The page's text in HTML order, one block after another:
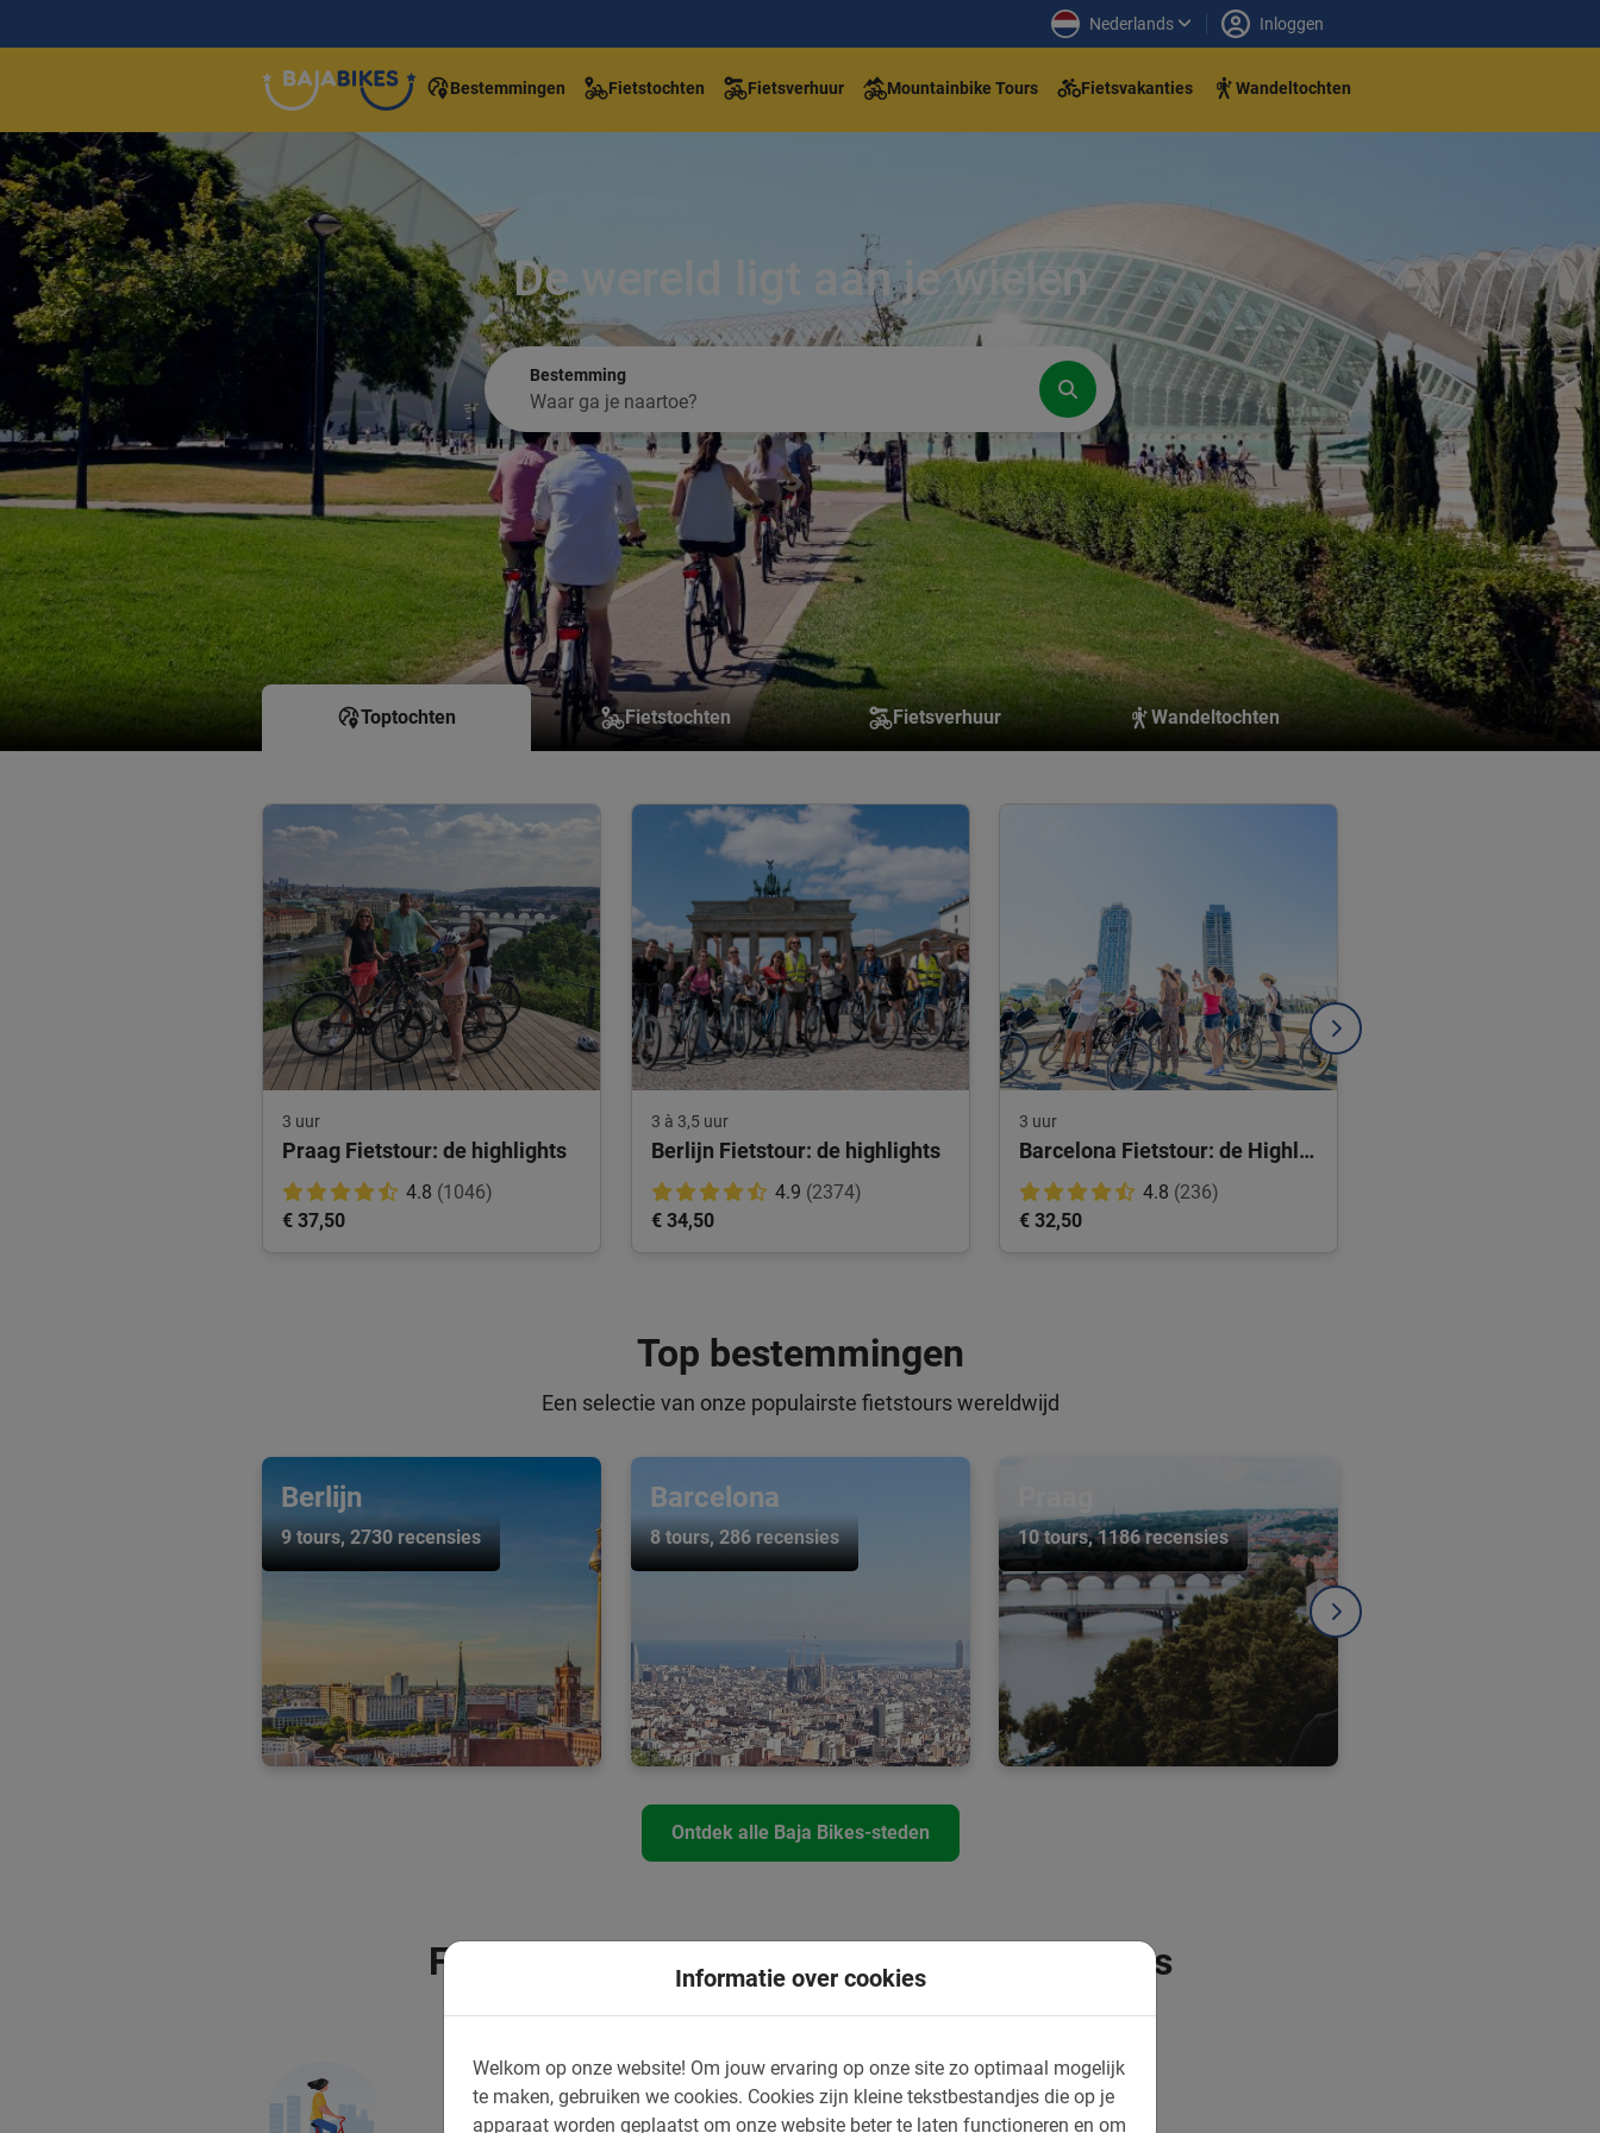
Informatie over cookies
Welkom op onze website! Om jouw ervaring op onze site zo optimaal mogelijk
te maken, gebruiken we cookies. Cookies zijn kleine tekstbestandjes die op je
apparaat worden geplaatst om onze website beter te laten functioneren en om
Nederlands Inloggen
Bestemmingen Fietstochten Fietsverhuur Mountainbike Tours Fietsvakanties Wandeltochten
Bestemming
De wereld ligt aan je wielen
Toptochten Fietstochten Fietsverhuur Wandeltochten
3 uur
Praag Fietstour: de highlights
4.8 (1046)
€ 37,50
3 à 3,5 uur
Berlijn Fietstour: de highlights
4.9 (2374)
€ 34,50
3 uur
Barcelona Fietstour: de Highlights
4.8 (236)
€ 32,50
Top bestemmingen
Een selectie van onze populairste fietstours wereldwijd
Berlijn
9 tours, 2730 recensies
Barcelona
8 tours, 286 recensies 10 tours, 1186 recensies
Ontdek alle Baja Bikes-steden
Fietsen op je vakantie doe je met Baja Bikes